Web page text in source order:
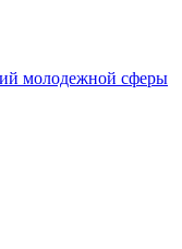
молодежной сферы